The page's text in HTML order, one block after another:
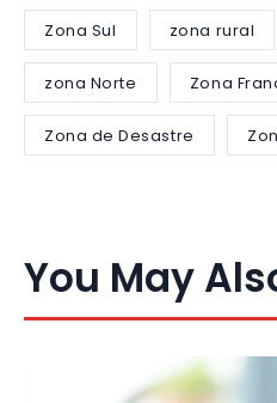
Zona Sul zona rural
zona Norte Zona
Zona de Desastre
You May